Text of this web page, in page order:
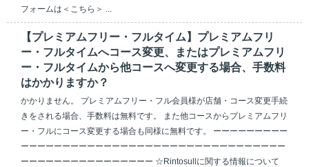
フォームは＜こちら＞ ...
【プレミアムフリー・フルタイム】プレミアムフリ
ー・フルタイムへコース変更、またはプレミアムフリ
ー・フルタイムから他コースへ変更する場合、手数料
はかかりますか？
かかりません。 プレミアムフリー・フル会員様が店舗・コース変更手続
きをされる場合、手数料は無料です。 また他コースからプレミアムフリ
ー・フルにコース変更する場合も同様に無料です。 ーーーーーーーーー
ーーーーーーーーーーーーーーーーーーーーーーーーーーーーーーーー
ーーーーーーーーーーーーーーーー ☆Rintosullに関する情報について